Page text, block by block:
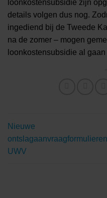
loonkostensubsidie zijn
details volgen dus nog.
ingediend bij de Tweede
na de zomer – mogen
loonkostensubsidie al
Nieuwe
ontslagaanvraagformulieren
UWV